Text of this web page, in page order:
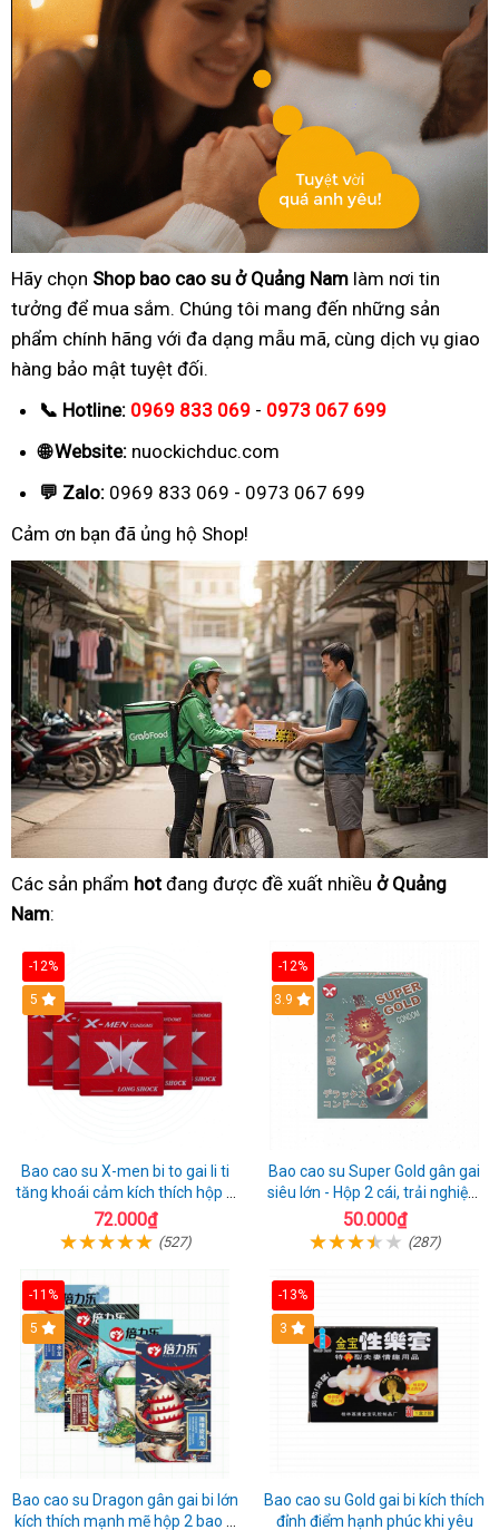
Hãy chọn Shop bao cao su ở Quảng Nam làm nơi tin
tưởng để mua sắm. Chúng tôi mang đến những sản
phẩm chính hãng với đa dạng mẫu mã, cùng dịch vụ giao
hàng bảo mật tuyệt đối.
📞 Hotline: 0969 833 069 - 0973 067 699
🌐 Website: nuockichduc.com
💬 Zalo: 0969 833 069 - 0973 067 699
Cảm ơn bạn đã ủng hộ Shop!
Các sản phẩm hot đang được đề xuất nhiều ở Quảng
Nam:
-12%
Hot
5
Bao cao su X-men bi to gai li ti
tăng khoái cảm kích thích hộp 1
cái
72.000₫
(527)
-12%
3.9
Bao cao su Super Gold gân gai
siêu lớn - Hộp 2 cái, trải nghiệm
mới lạ
50.000₫
(287)
-11%
Hot
5
Bao cao su Dragon gân gai bi lớn
kích thích mạnh mẽ hộp 2 bao +
-13%
3
Bao cao su Gold gai bi kích thích
đỉnh điểm hạnh phúc khi yêu